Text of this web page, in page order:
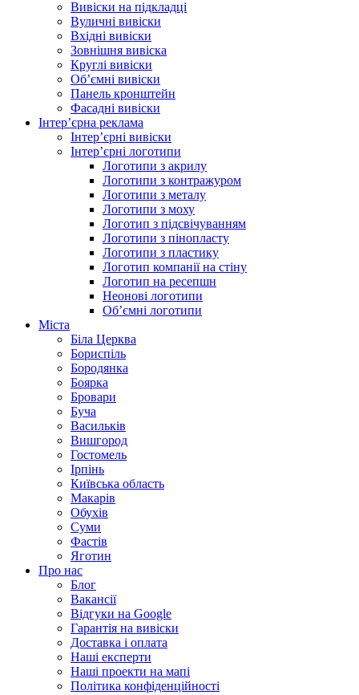
Вивіски на підкладці
Вуличні вивіски
Вхідні вивіски
Зовнішня вивіска
Круглі вивіски
Об’ємні вивіски
Панель кронштейн
Фасадні вивіски
Інтер’єрна реклама
Інтер’єрні вивіски
Інтер’єрні логотипи
Логотипи з акрилу
Логотипи з контражуром
Логотипи з металу
Логотипи з моху
Логотип з підсвічуванням
Логотипи з пінопласту
Логотипи з пластику
Логотип компанії на стіну
Логотип на ресепшн
Неонові логотипи
Об’ємні логотипи
Міста
Біла Церква
Бориспіль
Бородянка
Боярка
Бровари
Буча
Васильків
Вишгород
Гостомель
Ірпінь
Київська область
Макарів
Обухів
Суми
Фастів
Яготин
Про нас
Блог
Вакансії
Відгуки на Google
Гарантія на вивіски
Доставка і оплата
Наші експерти
Наші проекти на мапі
Політика конфіденційності